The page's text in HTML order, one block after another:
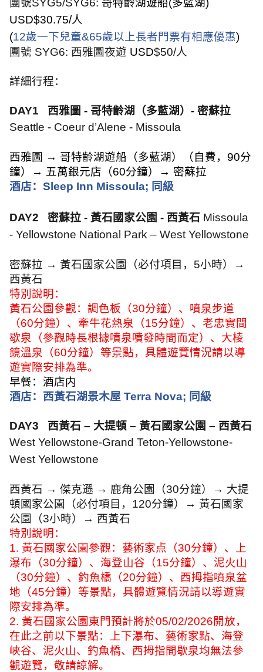
團號SYG5/SYG6: 哥特齡湖遊船(多藍湖 )
USD$30.75/人
(12歲一下兒童&65歲以上長者門票有相應優惠)
團號 SYG6: 西雅圖夜遊 USD$50/人
詳細行程：
DAY1 西雅圖 - 哥特齡湖（多藍湖） - 密蘇拉
Seattle - Coeur d’Alene - Missoula
西雅圖 → 哥特齡湖遊船（多藍湖）（自費， 90分
鐘）
→ 五萬銀元店（60分鐘） → 密蘇拉
酒店： Sleep Inn Missoula; 同級
DAY2 密蘇拉 - 黃石國家公園 - 西黃石 Missoula
- Yellowstone National Park – West Yellowstone
密蘇拉 → 黃石國家公園（必付項目， 5小時）
→
西黃石
特別說明：
黃石公園參觀：調色板（30分鐘）、噴泉步道
（60分鐘）、牽牛花熱泉（15分鐘）、老忠實間
歇泉（參觀時長根據噴泉噴發時間而定）、大棱
鏡溫泉（60分鐘）等景點，具體遊覽情況請以導
遊實際安排為準。
早餐：酒店内
酒店：西黃石湖景木屋 Terra Nova; 同級
DAY3
西黃石 – 大提頓 – 黃石國家公園 – 西黃石
West Yellowstone-Grand Teton-Yellowstone-
West Yellowstone
西黃石 → 傑克遜 → 鹿角公園（30分鐘） → 大提
頓國家公園（必付項目， 120分鐘） → 黃石國家
公園（3小時） → 西黃石
特別說明：
1. 黃石國家公園參觀：藝術家点（30分鐘）、上
瀑布（30分鐘）、海登山谷（15分鐘）、泥火山
（30分鐘）、釣魚橋（20分鐘）、西拇指噴泉盆
地（45分鐘）等景點，具體遊覽情況請以導遊實
際安排為準。
2. 黃石國家公園東門預計將於05/02/2026開放，
在此之前以下景點：上下瀑布、藝術家點、海登
峽谷、泥火山、釣魚橋、西拇指間歇泉均無法參
觀遊覽，敬請諒解。